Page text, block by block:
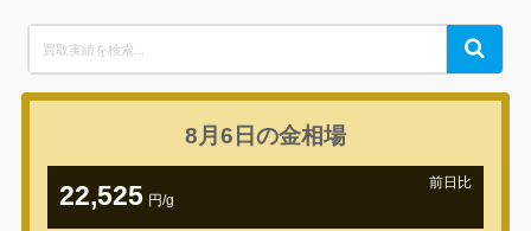
for:
Search
8月6日の金相場
22,525 円/g
前日比